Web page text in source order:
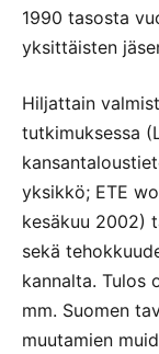
1990 tasosta
yksittäisten
Hiljattain
tutkimuksessa
yksikkö; ETE
kesäkuu 2002)
sekä
kannalta. Tulos
mm. Suomen
muutamien